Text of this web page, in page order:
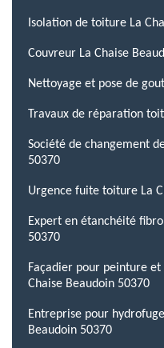
Isolation de toiture La
Couvreur La Chaise
Nettoyage et pose de
Travaux de réparation
Société de changement
50370
Urgence fuite toiture La
Expert en étanchéité
50370
Façadier pour peinture
Chaise Beaudoin 50370
Entreprise pour
Beaudoin 50370